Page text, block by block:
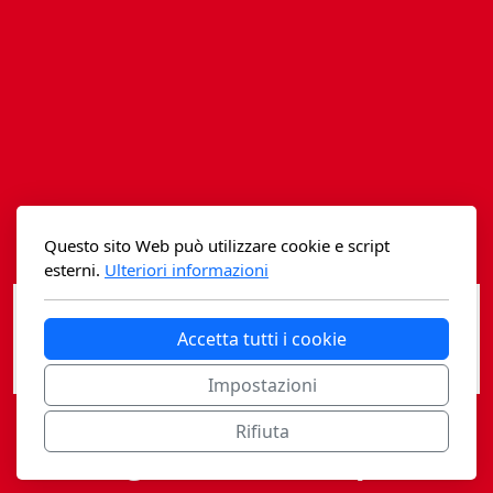
Casagrande Fidia Sapiens
Questo sito Web può utilizzare cookie e script
esterni. Ulteriori informazioni
Accetta tutti i cookie
Impostazioni
Rifiuta
Oltre le frontiere
Storia
Spyra
Testi scolastici
Varia
Fidia edizioni d'arte